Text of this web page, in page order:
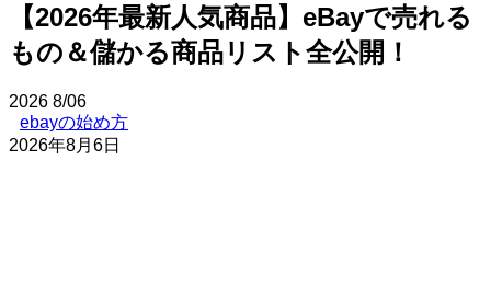
【2026年最新人気商品】eBayで売れる
もの＆儲かる商品リスト全公開！
2026 8/06
ebayの始め方
2026年8月6日